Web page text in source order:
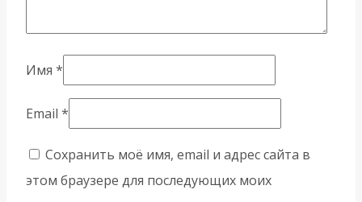
Имя *
Email *
Сохранить моё имя, email и адрес сайта в
этом браузере для последующих моих